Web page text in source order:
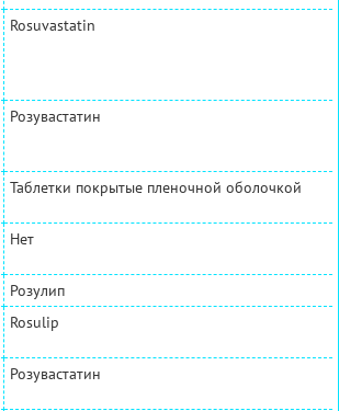
Rosuvastatin
Розувастатин
Таблетки покрытые пленочной оболочкой
Нет
Розулип
Rosulip
Розувастатин